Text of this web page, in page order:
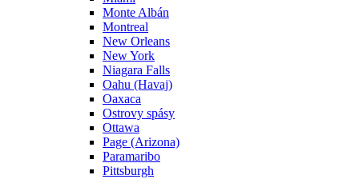
Monte Albán
Montreal
New Orleans
New York
Niagara Falls
Oahu (Havaj)
Oaxaca
Ostrovy spásy
Ottawa
Page (Arizona)
Paramaribo
Pittsburgh